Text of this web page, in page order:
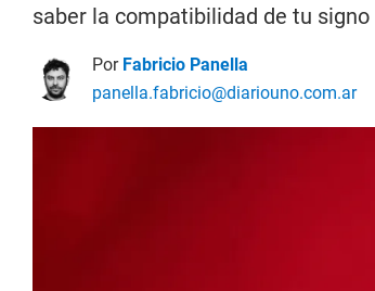
saber la compatibilidad de tu
Por Fabricio Panella
panella.fabricio@diariouno.com.ar